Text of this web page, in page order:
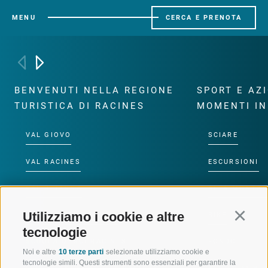
Utilizziamo i cookie e altre
tecnologie
Noi e altre 10 terze parti selezionate utilizziamo cookie e
tecnologie simili. Questi strumenti sono essenziali per garantire la
MENU CERCA E PRENOTA
BENVENUTI NELLA REGIONE
TURISTICA DI RACINES
VAL GIOVO
VAL RACINES
VAL RIDANNA
IMPIANTI DI RISALITA
SCUOLA DI SCI RACINES
SPORT E
MOMENTI
SCIARE
ESCURSIONI
ALTA